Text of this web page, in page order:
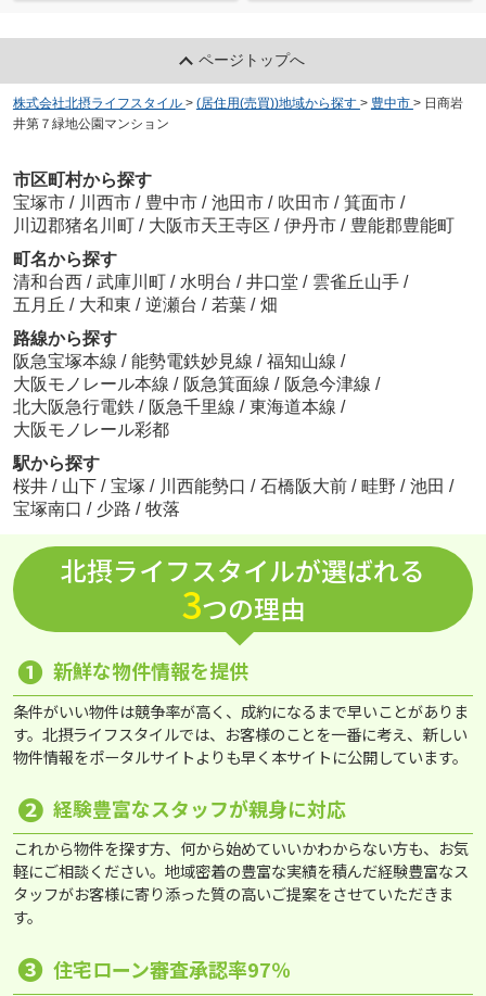
ページトップへ
株式会社北摂ライフスタイル > (居住用(売買))地域から探す > 豊中市 > 日商岩
井第７緑地公園マンション
市区町村から探す
宝塚市 / 川西市 / 豊中市 / 池田市 / 吹田市 / 箕面市 /
川辺郡猪名川町 / 大阪市天王寺区 / 伊丹市 / 豊能郡豊能町
町名から探す
清和台西 / 武庫川町 / 水明台 / 井口堂 / 雲雀丘山手 /
五月丘 / 大和東 / 逆瀬台 / 若葉 / 畑
路線から探す
阪急宝塚本線 / 能勢電鉄妙見線 / 福知山線 /
大阪モノレール本線 / 阪急箕面線 / 阪急今津線 /
北大阪急行電鉄 / 阪急千里線 / 東海道本線 /
大阪モノレール彩都
駅から探す
桜井 / 山下 / 宝塚 / 川西能勢口 / 石橋阪大前 / 畦野 / 池田 /
宝塚南口 / 少路 / 牧落
北摂ライフスタイルが選ばれる
3つの理由
❶ 新鮮な物件情報を提供
条件がいい物件は競争率が高く、成約になるまで早いことがありま
す。北摂ライフスタイルでは、お客様のことを一番に考え、新しい
物件情報をポータルサイトよりも早く本サイトに公開しています。
❷ 経験豊富なスタッフが親身に対応
これから物件を探す方、何から始めていいかわからない方も、お気
軽にご相談ください。地域密着の豊富な実績を積んだ経験豊富なス
タッフがお客様に寄り添った質の高いご提案をさせていただきま
す。
❸ 住宅ローン審査承認率97％